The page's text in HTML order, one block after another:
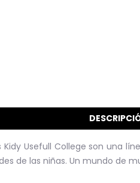
Kidy Usefull College son una
de las niñas. Un mundo de